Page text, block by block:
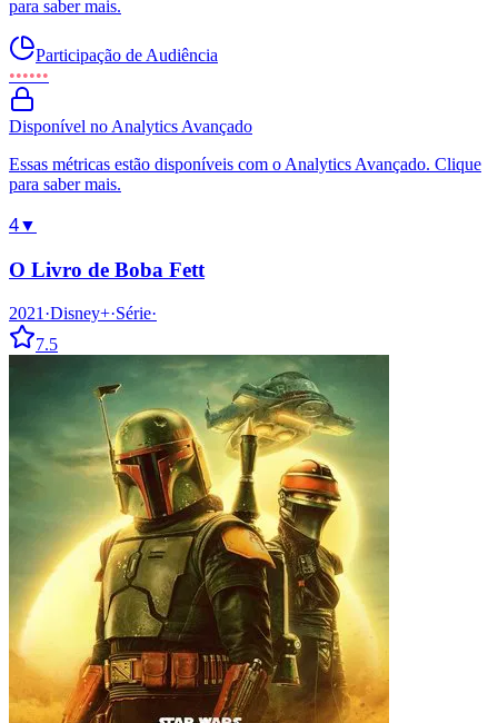
para saber mais.
Participação de Audiência
••••••
Disponível no Analytics Avançado
Essas métricas estão disponíveis com o Analytics Avançado. Clique
para saber mais.
4▼
O Livro de Boba Fett
2021 ·Disney+·Série·
7.5